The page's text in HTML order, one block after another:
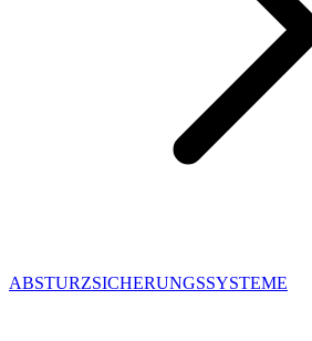
ABSTURZSICHERUNGSSYSTEME